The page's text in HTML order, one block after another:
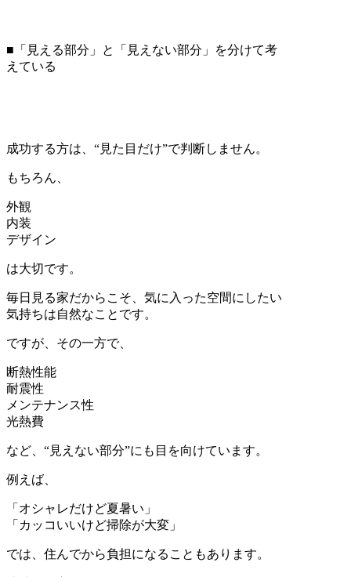
■「見える部分」と「見えない部分」を分けて考
えている
成功する方は、“見た目だけ”で判断しません。
もちろん、
外観
内装
デザイン
は大切です。
毎日見る家だからこそ、気に入った空間にしたい
気持ちは自然なことです。
ですが、その一方で、
断熱性能
耐震性
メンテナンス性
光熱費
など、“見えない部分”にも目を向けています。
例えば、
「オシャレだけど夏暑い」
「カッコいいけど掃除が大変」
では、住んでから負担になることもあります。